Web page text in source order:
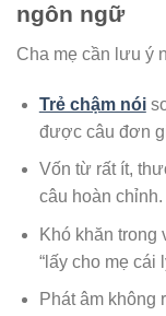
ngôn ngữ
Cha mẹ cần lưu ý
Trẻ chậm nói
được câu đơn
Vốn từ rất ít,
câu hoàn chỉnh.
Khó khăn trong
“lấy cho mẹ cái
Phát âm không